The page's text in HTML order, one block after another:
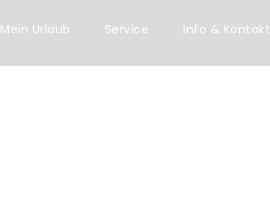
Mein Urlaub Service Info & Kontakt